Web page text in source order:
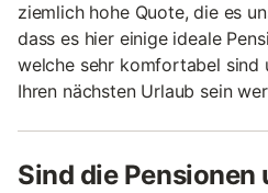
ziemlich hohe Quote, die es
dass es hier einige ideale
welche sehr komfortabel sind
Ihren nächsten Urlaub sein
Sind die Pensionen